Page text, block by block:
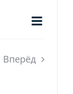
по
Список
Вперёд